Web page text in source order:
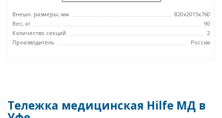
Внешн. размеры, мм
820x2015x760
Вес, кг
90
Количество секций
2
Производитель
Россия
Тележка медицинская Hilfe МД в